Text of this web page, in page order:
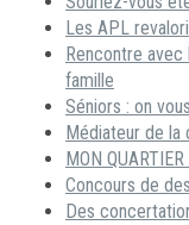
Les APL
Rencontre
famille
Séniors : on
Médiateur de la
MON
Concours de
Des